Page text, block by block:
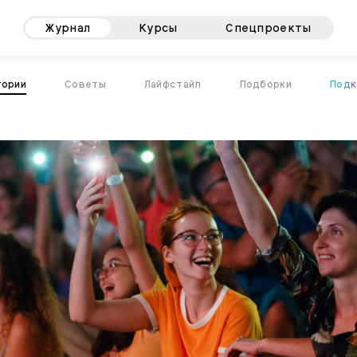
Журнал Курсы Спецпроекты
Советы Лайфстайл Подборки